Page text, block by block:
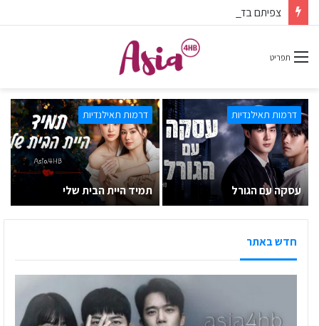
צפיתם בדרמה או סרט ונהניתם? אל תשכחו לפרגן בתגובות.
תפריט
דרמות תאילנדיות
עסקה עם הגורל
דרמות תאילנדיות
תמיד היית הבית שלי
חדש באתר